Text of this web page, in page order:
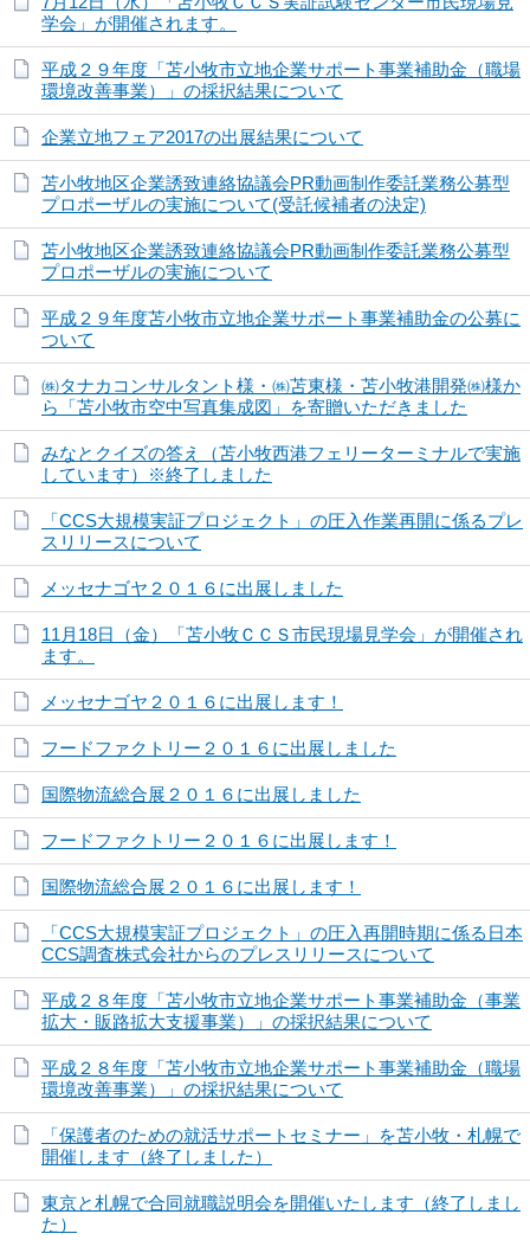
学会」が開催されます。
平成２９年度「苫小牧市立地企業サポート事業補助金（職場
環境改善事業）」の採択結果について
企業立地フェア2017の出展結果について
苫小牧地区企業誘致連絡協議会PR動画制作委託業務公募型
プロポーザルの実施について(受託候補者の決定)
苫小牧地区企業誘致連絡協議会PR動画制作委託業務公募型
プロポーザルの実施について
平成２９年度苫小牧市立地企業サポート事業補助金の公募に
ついて
㈱タナカコンサルタント様・㈱苫東様・苫小牧港開発㈱様か
ら「苫小牧市空中写真集成図」を寄贈いただきました
みなとクイズの答え（苫小牧西港フェリーターミナルで実施
しています）※終了しました
「CCS大規模実証プロジェクト」の圧入作業再開に係るプレ
スリリースについて
メッセナゴヤ２０１６に出展しました
11月18日（金）「苫小牧ＣＣＳ市民現場見学会」が開催され
ます。
メッセナゴヤ２０１６に出展します！
フードファクトリー２０１６に出展しました
国際物流総合展２０１６に出展しました
フードファクトリー２０１６に出展します！
国際物流総合展２０１６に出展します！
「CCS大規模実証プロジェクト」の圧入再開時期に係る日本
CCS調査株式会社からのプレスリリースについて
平成２８年度「苫小牧市立地企業サポート事業補助金（事業
拡大・販路拡大支援事業）」の採択結果について
平成２８年度「苫小牧市立地企業サポート事業補助金（職場
環境改善事業）」の採択結果について
「保護者のための就活サポートセミナー」を苫小牧・札幌で
開催します（終了しました）
東京と札幌で合同就職説明会を開催いたします（終了しまし
た）